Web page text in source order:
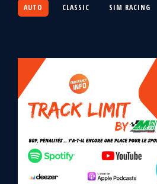
AUTO CLASSIC SIM RACING